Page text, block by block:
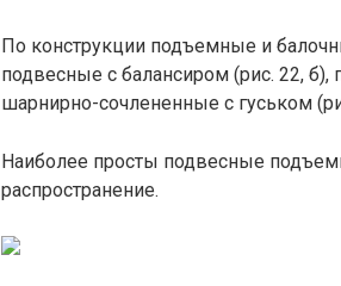
По конструкции подъемные и
подвесные с балансиром (рис. 22,
шарнирно-сочлененные с гуськом
Наиболее просты подвесные
распространение.